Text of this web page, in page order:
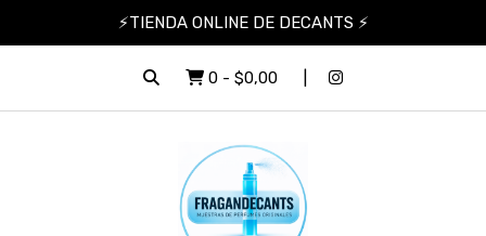
⚡TIENDA ONLINE DE DECANTS ⚡
0 - $0,00